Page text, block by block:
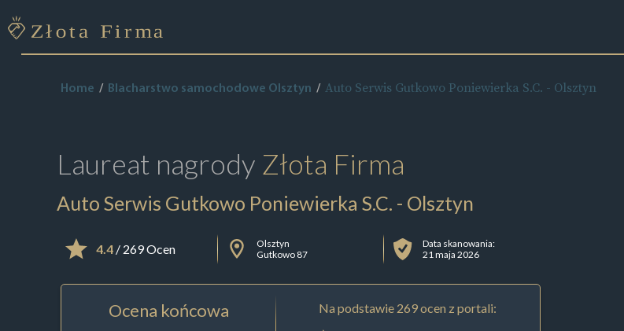
Home Blacharstwo samochodowe Olsztyn Auto Serwis Gutkowo Poniewierka S.C. - Olsztyn
Laureat nagrody Złota Firma
Auto Serwis Gutkowo Poniewierka S.C. - Olsztyn
4.4/ 269 Ocen
Olsztyn
Gutkowo 87
Data skanowania:
21 maja 2026
Ocena końcowa Na podstawie 269 ocen z portali: